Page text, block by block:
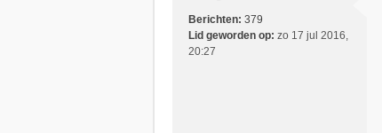
Berichten: 379
Lid geworden op: zo 17 jul 2016,
20:27